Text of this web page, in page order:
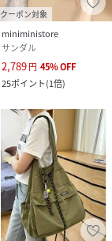
クーポン対象
miniministore
サンダル
2,789円 45%OFF
25ポイント(1倍)